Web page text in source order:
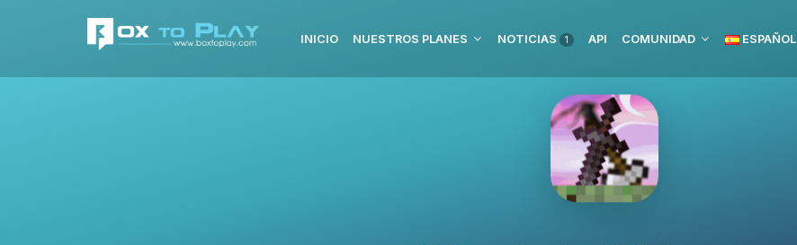
INICIO NUESTROS PLANES NOTICIAS 1 API COMUNIDAD ESPAÑOL